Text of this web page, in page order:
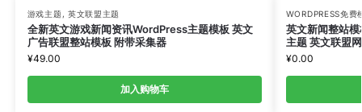
游戏主题 , 英文联盟主题
全新英文游戏新闻资讯WordPress主题模板 英文
广告联盟整站模板 附带采集器
¥49.00
加入购物车
WORDPRESS免费
英文新闻整站
主题 英文联盟
¥0.00